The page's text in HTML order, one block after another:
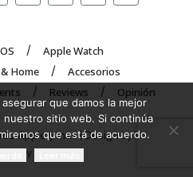
Apple Watch
Home
Accesorios
Reviews Opinión
Apple y más | Design byUNXON
.
que damos la mejor
nuestro sitio web. Si continúa
que está de acuerdo.